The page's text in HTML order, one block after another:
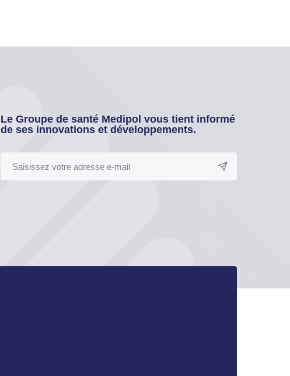
Le Groupe de santé Medipol vous tient informé
de ses innovations et développements.